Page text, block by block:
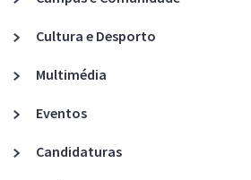
Cultura e Desporto
Multimédia
Eventos
Candidaturas